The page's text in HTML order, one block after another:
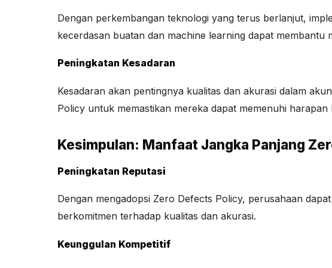
Dengan perkembangan teknologi yang terus berlanjut,
kecerdasan buatan dan machine learning dapat membantu
Peningkatan Kesadaran
Kesadaran akan pentingnya kualitas dan akurasi dalam
Policy untuk memastikan mereka dapat memenuhi harapan
Kesimpulan: Manfaat Jangka Panjang
Peningkatan Reputasi
Dengan mengadopsi Zero Defects Policy, perusahaan
berkomitmen terhadap kualitas dan akurasi.
Keunggulan Kompetitif